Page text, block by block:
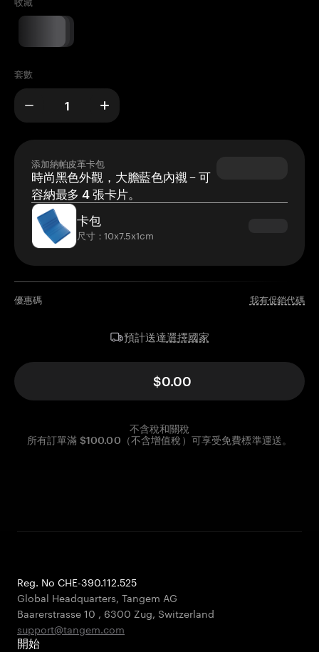
收藏
套數
添加納帕皮革卡包
時尚黑色外觀，大膽藍色內襯 – 可
容納最多 4 張卡片。
卡包
尺寸：10x7.5x1cm
優惠碼 我有促銷代碼
預計送達選擇國家
$0.00
不含稅和關稅
所有訂單滿 $100.00（不含增值稅）可享受免費標準運送。
Reg. No CHE-390.112.525
Global Headquarters, Tangem AG
Baarerstrasse 10 , 6300 Zug, Switzerland
support@tangem.com
開始